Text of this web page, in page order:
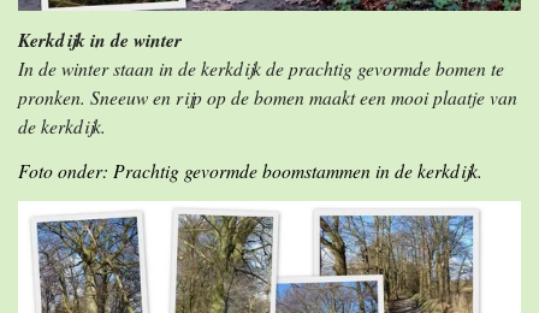
Kerkdijk in de winter
In de winter staan in de kerkdijk de prachtig gevormde bomen te
pronken. Sneeuw en rijp op de bomen maakt een mooi plaatje van
de kerkdijk.
Foto onder: Prachtig gevormde boomstammen in de kerkdijk.